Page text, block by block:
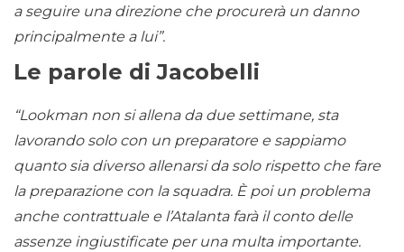
a seguire una direzione che procurerà un danno
principalmente a lui”.
Le parole di Jacobelli
“Lookman non si allena da due settimane, sta
lavorando solo con un preparatore e sappiamo
quanto sia diverso allenarsi da solo rispetto che fare
la preparazione con la squadra. È poi un problema
anche contrattuale e l’Atalanta farà il conto delle
assenze ingiustificate per una multa importante.